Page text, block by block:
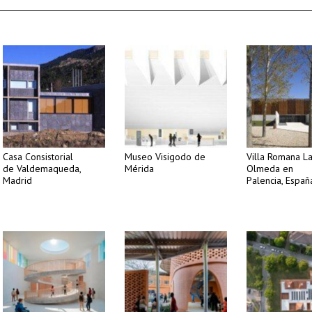
Casa Consistorial
de Valdemaqueda,
Madrid
Museo Visigodo de
Mérida
Villa Romana La
Olmeda en
Palencia,